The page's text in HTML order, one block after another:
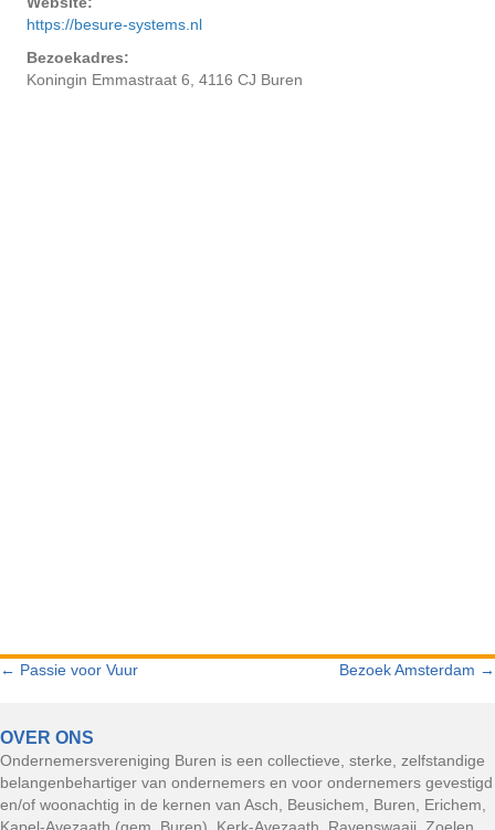
https://besure-systems.nl
Bezoekadres:
Koningin Emmastraat 6, 4116 CJ Buren
POSTS
NAVIGATION
← Passie voor Vuur Bezoek Amsterdam →
OVER ONS
Ondernemersvereniging Buren is een collectieve, sterke, zelfstandige
belangenbehartiger van ondernemers en voor ondernemers gevestigd
en/of woonachtig in de kernen van Asch, Beusichem, Buren, Erichem,